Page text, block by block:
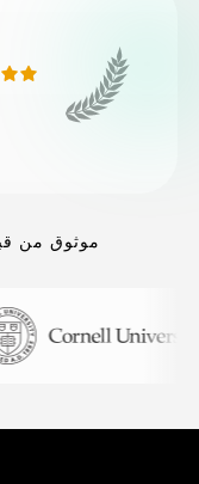
موثوق من